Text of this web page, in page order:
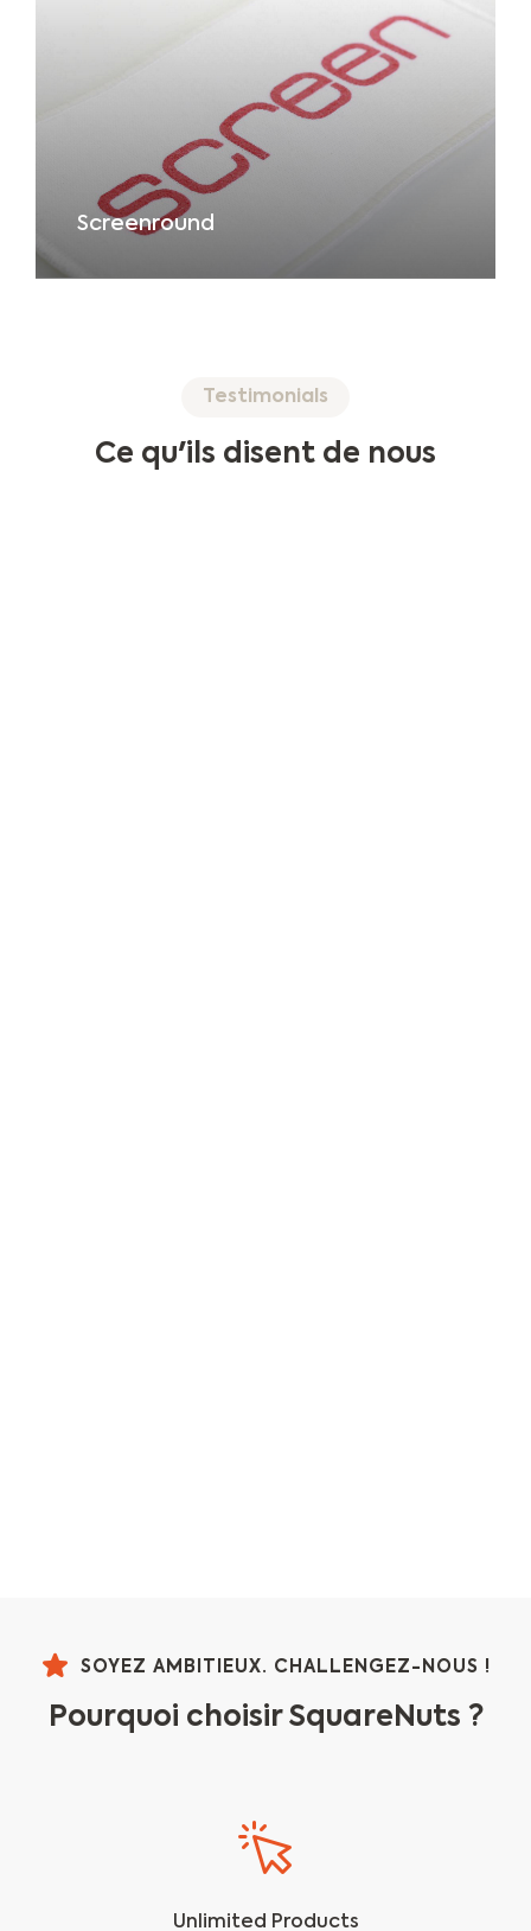
Screenround
Testimonials
Ce qu'ils disent de nous
SOYEZ AMBITIEUX. CHALLENGEZ-NOUS !
Pourquoi choisir SquareNuts ?​
Unlimited Products